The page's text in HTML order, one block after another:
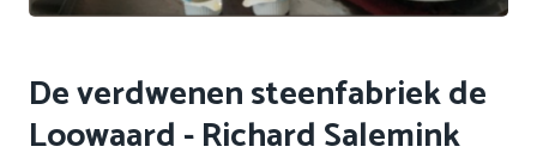
De verdwenen steenfabriek de
Loowaard - Richard Salemink